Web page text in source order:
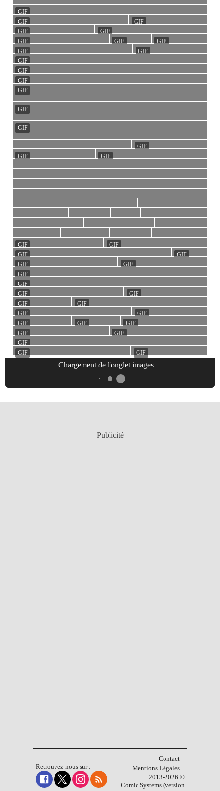
Chargement de l'onglet images…
Publicité
Retrouvez-nous sur :
Contact
Mentions Légales
2013-2026 ©
Comic.Systems (version